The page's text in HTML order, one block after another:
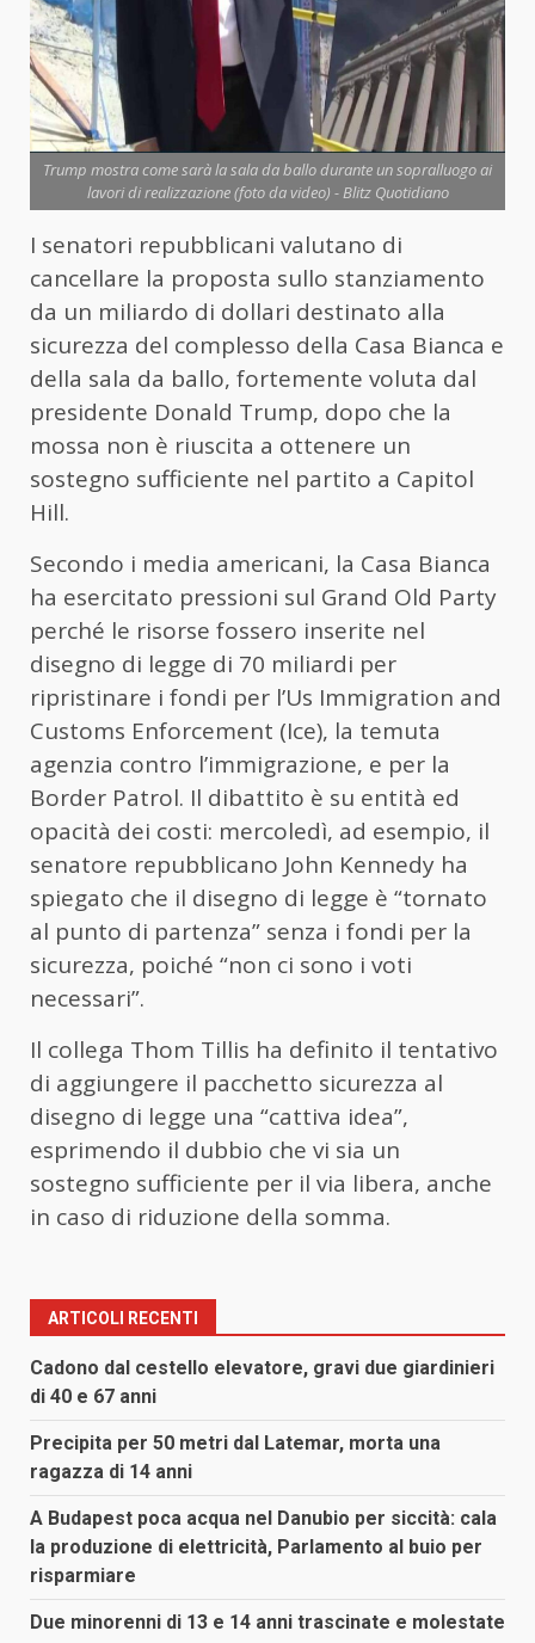
Trump mostra come sarà la sala da ballo durante un sopralluogo ai
lavori di realizzazione (foto da video) - Blitz Quotidiano
I senatori repubblicani valutano di
cancellare la proposta sullo stanziamento
da un miliardo di dollari destinato alla
sicurezza del complesso della Casa Bianca e
della sala da ballo, fortemente voluta dal
presidente Donald Trump, dopo che la
mossa non è riuscita a ottenere un
sostegno sufficiente nel partito a Capitol
Hill.
Secondo i media americani, la Casa Bianca
ha esercitato pressioni sul Grand Old Party
perché le risorse fossero inserite nel
disegno di legge di 70 miliardi per
ripristinare i fondi per l’Us Immigration and
Customs Enforcement (Ice), la temuta
agenzia contro l’immigrazione, e per la
Border Patrol. Il dibattito è su entità ed
opacità dei costi: mercoledì, ad esempio, il
senatore repubblicano John Kennedy ha
spiegato che il disegno di legge è “tornato
al punto di partenza” senza i fondi per la
sicurezza, poiché “non ci sono i voti
necessari”.
Il collega Thom Tillis ha definito il tentativo
di aggiungere il pacchetto sicurezza al
disegno di legge una “cattiva idea”,
esprimendo il dubbio che vi sia un
sostegno sufficiente per il via libera, anche
in caso di riduzione della somma.
ARTICOLI RECENTI
Cadono dal cestello elevatore, gravi due giardinieri
di 40 e 67 anni
Precipita per 50 metri dal Latemar, morta una
ragazza di 14 anni
A Budapest poca acqua nel Danubio per siccità: cala
la produzione di elettricità, Parlamento al buio per
risparmiare
Due minorenni di 13 e 14 anni trascinate e molestate